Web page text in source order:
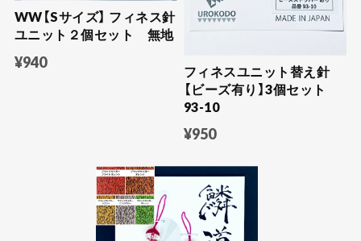
WW【Sサイズ】 フィネス針
ユニット２個セット 無地
¥940
フィネスユニット替え針
【ビーズ有り】3個セット
93-10
¥950